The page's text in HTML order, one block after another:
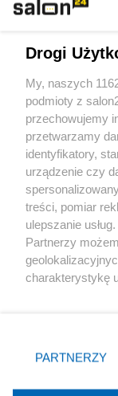
Sport
Kultura
X
Drogi
My, naszych
podmioty z
przechowujemy
przetwarzamy
identyfikatory,
urządzenie czy
treści, pomiar
ulepszanie
Partnerzy
charakterystykę
zmienić/
znajdujący się
rodzaje
PARTNERZY